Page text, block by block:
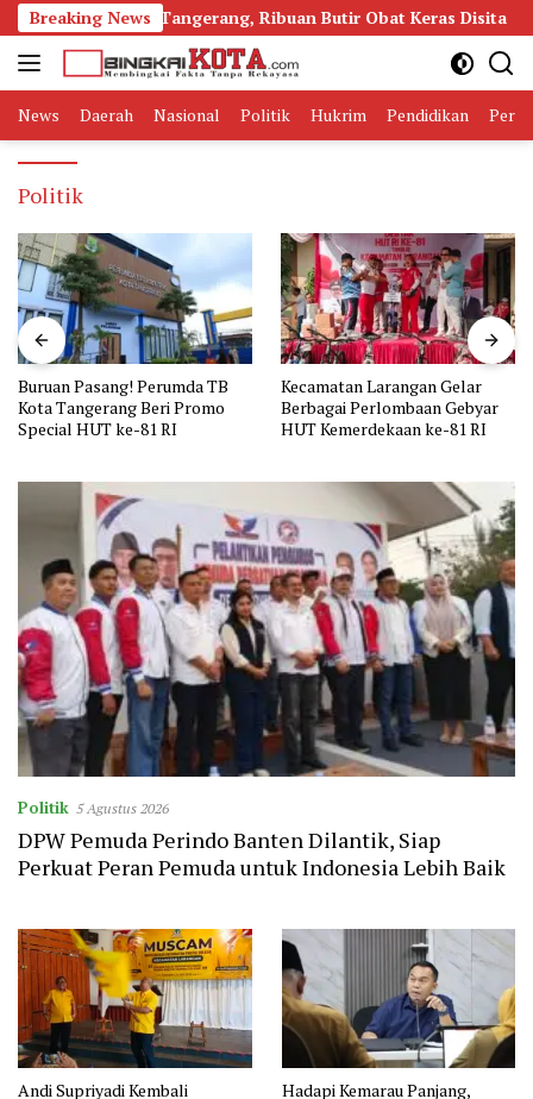
Langsung
ke
konten
Breaking News
di Tangerang, Ribuan Butir Obat Keras Disita
News Daerah Nasional Politik Hukrim Pendidikan
Politik
Buruan Pasang! Perumda TB
Kota Tangerang Beri Promo
Special HUT ke-81 RI
Kecamatan Larangan Gelar
Berbagai Perlombaan Gebyar
HUT Kemerdekaan ke-81 RI
Politik 5 Agustus 2026
DPW Pemuda Perindo Banten Dilantik, Siap
Perkuat Peran Pemuda untuk Indonesia Lebih Baik
Andi Supriyadi Kembali
Hadapi Kemarau Panjang,